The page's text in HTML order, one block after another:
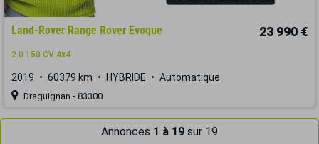
Land-Rover Range Rover Evoque 23 990 €
2.0 150 CV 4x4
2019 60379 km HYBRIDE Automatique
Draguignan - 83300
Annonces 1 à 19 sur 19